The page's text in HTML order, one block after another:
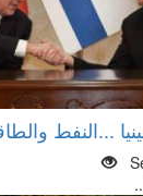
...النفط والطاقة